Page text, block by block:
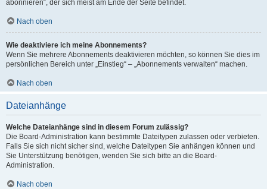
abonnieren“, der sich meist am Ende der Seite befindet.
Nach oben
Wie deaktiviere ich meine Abonnements?
Wenn Sie mehrere Abonnements deaktivieren möchten, so können Sie dies im
persönlichen Bereich unter „Einstieg“ – „Abonnements verwalten“ machen.
Nach oben
Dateianhänge
Welche Dateianhänge sind in diesem Forum zulässig?
Die Board-Administration kann bestimmte Dateitypen zulassen oder verbieten.
Falls Sie sich nicht sicher sind, welche Dateitypen Sie anhängen können und
Sie Unterstützung benötigen, wenden Sie sich bitte an die Board-
Administration.
Nach oben